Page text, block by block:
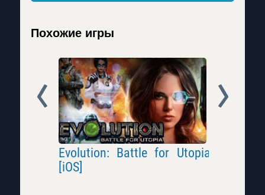
Похожие игры
Evolution: Battle for Utopia
[iOS]
Prev